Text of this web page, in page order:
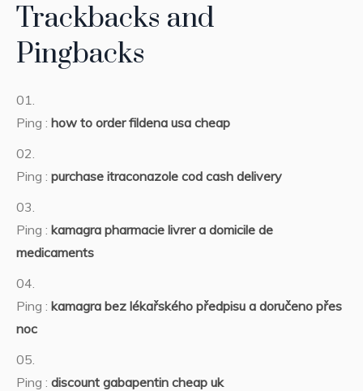
Trackbacks and
Pingbacks
Ping : how to order fildena usa cheap
Ping : purchase itraconazole cod cash delivery
Ping : kamagra pharmacie livrer a domicile de
medicaments
Ping : kamagra bez lékařského předpisu a doručeno přes
noc
Ping : discount gabapentin cheap uk